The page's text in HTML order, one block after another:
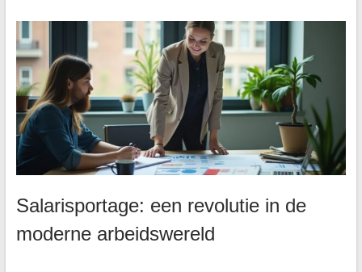
Salarisportage: een revolutie in de
moderne arbeidswereld